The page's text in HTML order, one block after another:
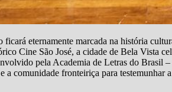
eternamente marcada na história
Cine São José, a cidade de Bela Vista
pela Academia de Letras do
a comunidade fronteiriça para testemunhar